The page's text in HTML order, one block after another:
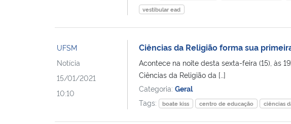
vestibular ead
UFSM
Notícia
15/01/2021
10:10
Ciências da Religião forma sua
Acontece na noite desta sexta-feira (15), às
Ciências da Religião da […]
Categoria: Geral
Tags:
boate kiss centro de educação ciências